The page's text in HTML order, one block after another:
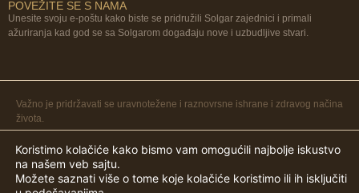
POVEŽITE SE S NAMA
Unesite svoju e-poštu kako biste se pridružili Solgar zajednici i primali
ažuriranja kad god se sa Solgarom događaju nove i uzbudljive stvari.
Važno je pridržavati se uravnotežene i raznovrsne ishrane i zdravog načina
života.
© 2026 Solgar Srbija
Koristimo kolačiće kako bismo vam omogućili najbolje iskustvo
na našem veb sajtu.
Možete saznati više o tome koje kolačiće koristimo ili ih isključiti